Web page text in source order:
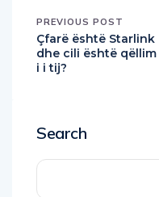
PREVIOUS POST
Çfarë është Starlink
dhe cili është qëllim
i i tij?
Search